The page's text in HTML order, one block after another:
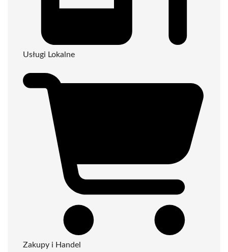
Usługi Lokalne
Zakupy i Handel